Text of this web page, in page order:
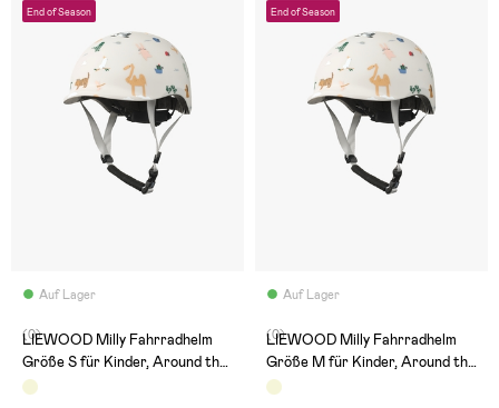
End of Season
Auf Lager
(0)
LIEWOOD Milly Fahrradhelm
Größe S für Kinder, Around the
World/Sandy
End of Season
Auf Lager
(0)
LIEWOOD Milly Fahrradhelm
Größe M für Kinder, Around the
World/Sandy